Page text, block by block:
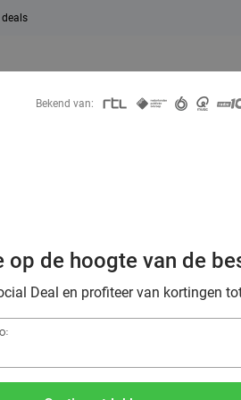
Bekend van:
op de hoogte van de
Deal en profiteer van kortingen